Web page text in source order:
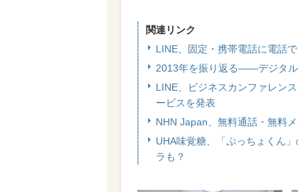
関連リンク
LINE、固定・携帯電話に電話
2013年を振り返る――デジタ
LINE、ビジネスカンファレン
ービスを発表
NHN Japan、無料通話・無料
UHA味覚糖、「ぷっちょくん
ラも？